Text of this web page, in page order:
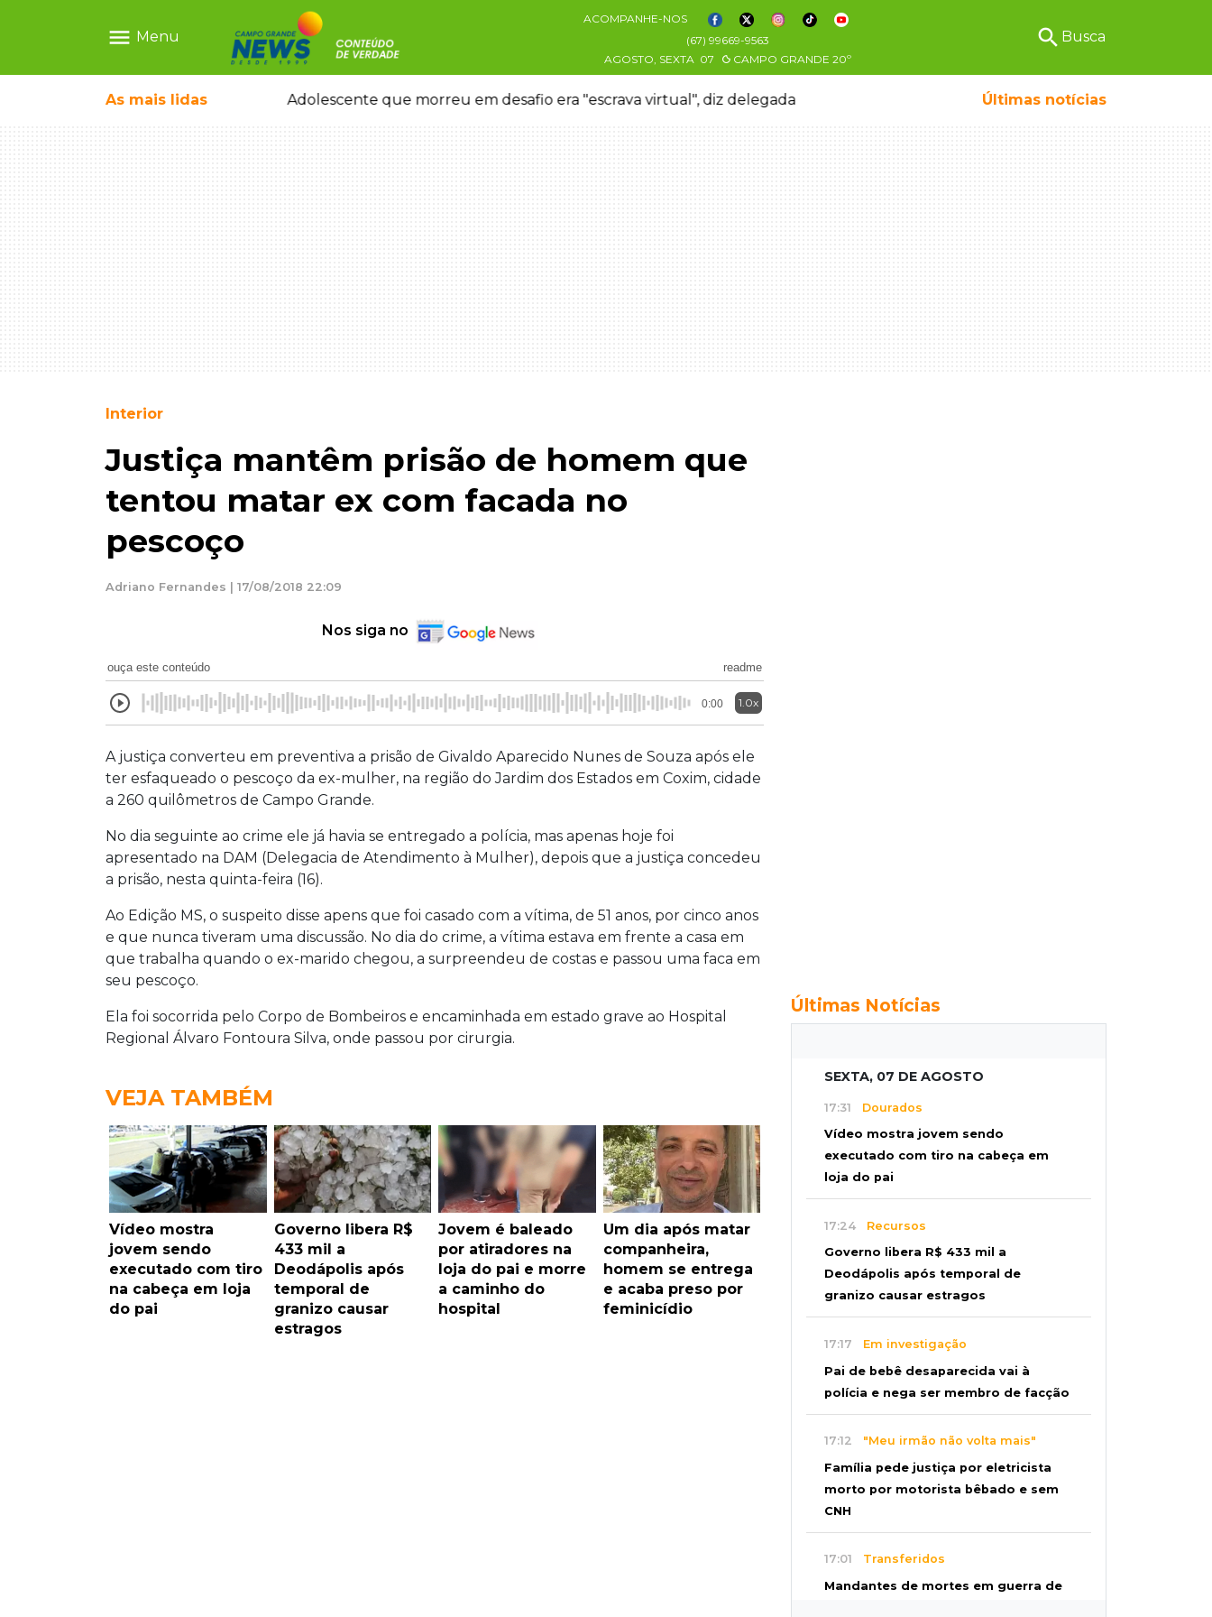
menu Menu
ACOMPANHE-NOS
(67) 99669-9563
AGOSTO, SEXTA 07 CAMPO GRANDE 20º
search Busca
As mais lidas
ganhar dia oficial em MS Adolescente que morreu em desafio era "escrava virtual", diz delegada Últimas notícias
Interior
Justiça mantêm prisão de homem que
tentou matar ex com facada no
pescoço
Adriano Fernandes | 17/08/2018 22:09
Nos siga no
ouça este conteúdo readme
0:00 1.0x
A justiça converteu em preventiva a prisão de Givaldo Aparecido Nunes de Souza após ele
ter esfaqueado o pescoço da ex-mulher, na região do Jardim dos Estados em Coxim, cidade
a 260 quilômetros de Campo Grande.
No dia seguinte ao crime ele já havia se entregado a polícia, mas apenas hoje foi
apresentado na DAM (Delegacia de Atendimento à Mulher), depois que a justiça concedeu
a prisão, nesta quinta-feira (16).
Ao Edição MS, o suspeito disse apens que foi casado com a vítima, de 51 anos, por cinco anos
e que nunca tiveram uma discussão. No dia do crime, a vítima estava em frente a casa em
que trabalha quando o ex-marido chegou, a surpreendeu de costas e passou uma faca em
seu pescoço.
Ela foi socorrida pelo Corpo de Bombeiros e encaminhada em estado grave ao Hospital
Regional Álvaro Fontoura Silva, onde passou por cirurgia.
VEJA TAMBÉM
Vídeo mostra
jovem sendo
executado com tiro
na cabeça em loja
do pai
Governo libera R$
433 mil a
Deodápolis após
temporal de
granizo causar
estragos
Jovem é baleado
por atiradores na
loja do pai e morre
a caminho do
hospital
Um dia após matar
companheira,
homem se entrega
e acaba preso por
feminicídio
Últimas Notícias
SEXTA, 07 DE AGOSTO
17:31 Dourados
Vídeo mostra jovem sendo
executado com tiro na cabeça em
loja do pai
17:24 Recursos
Governo libera R$ 433 mil a
Deodápolis após temporal de
granizo causar estragos
17:17 Em investigação
Pai de bebê desaparecida vai à
polícia e nega ser membro de facção
17:12 "Meu irmão não volta mais"
Família pede justiça por eletricista
morto por motorista bêbado e sem
CNH
17:01 Transferidos
Mandantes de mortes em guerra de